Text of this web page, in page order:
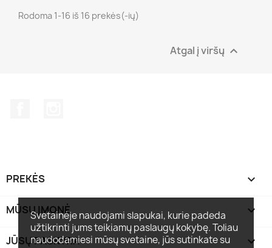
Svetainėje naudojami slapukai, kurie padeda
užtikrinti jums teikiamų paslaugų kokybę. Toliau
naudodamiesi mūsų svetaine, jūs sutinkate su
Rodoma 1-16 iš 16 prekės(-ių)
Atgal į viršų 
PREKĖS 
MŪSŲ ĮMONĖ 
JŪSŲ PASKYRA 